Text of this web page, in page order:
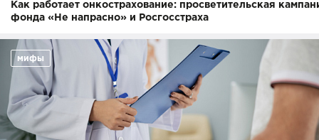
Как работает онкострахование: просветительская
фонда «Не напрасно» и Росгосстраха
мифы